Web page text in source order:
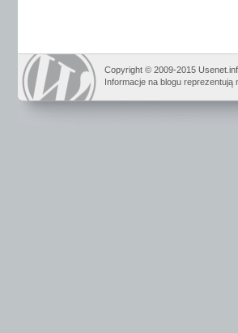
Copyright © 2009-2015
Informacje na blogu